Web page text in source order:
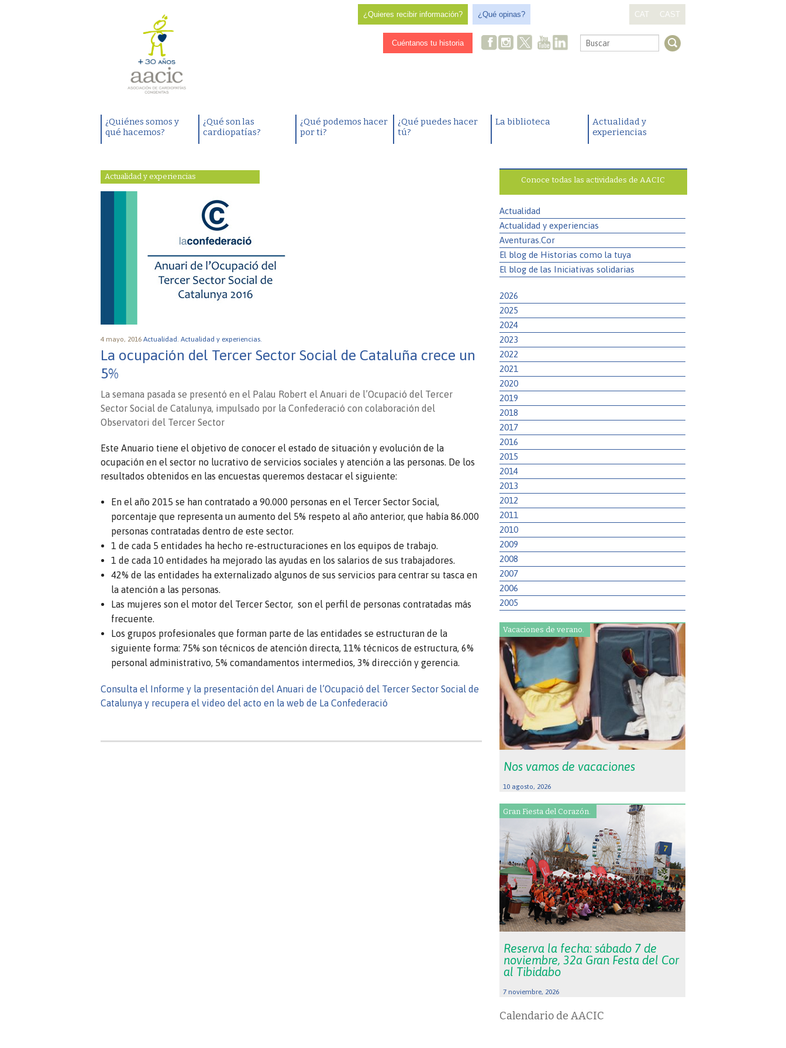
¿Quieres recibir información? ¿Qué opinas? CAT CAST
Cuéntanos tu historia .
¿Quiénes somos y
qué hacemos?
¿Qué son las
cardiopatías?
¿Qué podemos hacer
por ti?
¿Qué puedes hacer
tú?
La biblioteca
Actualidad y
experiencias
Actualidad y experiencias
4 mayo, 2016 Actualidad. Actualidad y experiencias.
La ocupación del Tercer Sector Social de Cataluña crece un
5%
La semana pasada se presentó en el Palau Robert el Anuari de l’Ocupació del Tercer
Sector Social de Catalunya, impulsado por la Confederació con colaboración del
Observatori del Tercer Sector
Este Anuario tiene el objetivo de conocer el estado de situación y evolución de la
ocupación en el sector no lucrativo de servicios sociales y atención a las personas. De los
resultados obtenidos en las encuestas queremos destacar el siguiente:
En el año 2015 se han contratado a 90.000 personas en el Tercer Sector Social,
porcentaje que representa un aumento del 5% respeto al año anterior, que había 86.000
personas contratadas dentro de este sector.
1 de cada 5 entidades ha hecho re-estructuraciones en los equipos de trabajo.
1 de cada 10 entidades ha mejorado las ayudas en los salarios de sus trabajadores.
42% de las entidades ha externalizado algunos de sus servicios para centrar su tasca en
la atención a las personas.
Las mujeres son el motor del Tercer Sector, son el perfil de personas contratadas más
frecuente.
Los grupos profesionales que forman parte de las entidades se estructuran de la
siguiente forma: 75% son técnicos de atención directa, 11% técnicos de estructura, 6%
personal administrativo, 5% comandamentos intermedios, 3% dirección y gerencia.
Consulta el Informe y la presentación del Anuari de l’Ocupació del Tercer Sector Social de
Catalunya y recupera el video del acto en la web de La Confederació
Conoce todas las actividades de AACIC
Actualidad
Actualidad y experiencias
Aventuras.Cor
El blog de Historias como la tuya
El blog de las Iniciativas solidarias
2026
2025
2024
2023
2022
2021
2020
2019
2018
2017
2016
2015
2014
2013
2012
2011
2010
2009
2008
2007
2006
2005
Vacaciones de verano.
Nos vamos de vacaciones
10 agosto, 2026
Gran Fiesta del Corazón.
Reserva la fecha: sábado 7 de
noviembre, 32a Gran Festa del Cor
al Tibidabo
7 noviembre, 2026
Calendario de AACIC